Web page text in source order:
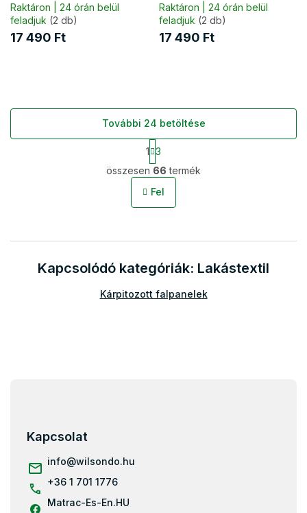
Raktáron | 24 órán belül
feladjuk (2 db)
17 490 Ft
Raktáron | 24 órán belül
feladjuk (2 db)
17 490 Ft
L
i
s
r
n
y
í
További 24 betöltése
L
a
p
o
z
1 3
összesen 66 termék
Fel
Kapcsolódó kategóriák: Lakástextil
Kárpitozott falpanelek
Kapcsolat
info@wilsondo.hu
+36 1 701 1776
Matrac-Es-En.HU